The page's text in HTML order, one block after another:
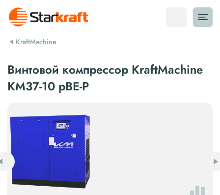
KraftMachine
Винтовой компрессор KraftMachine
KM37-10 рВЕ-Р